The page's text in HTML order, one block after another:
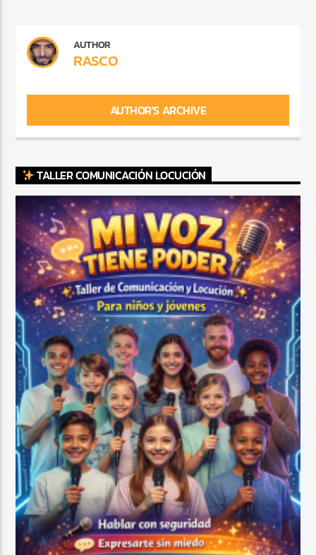
AUTHOR
RASCO
AUTHOR'S ARCHIVE
TALLER COMUNICACIÓN LOCUCIÓN